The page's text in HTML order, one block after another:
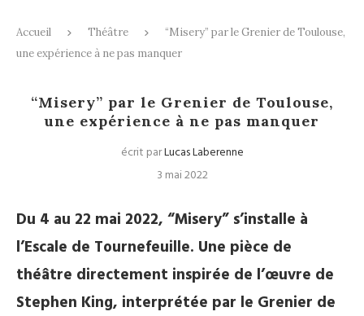
Accueil Théâtre
“Misery” par le Grenier de Toulouse,
une expérience à ne pas manquer
“Misery” par le Grenier de Toulouse,
une expérience à ne pas manquer
écrit parLucas Laberenne
3 mai 2022
Du 4 au 22 mai 2022, “Misery” s’installe à
l’Escale de Tournefeuille. Une pièce de
théâtre directement inspirée de l’œuvre de
Stephen King, interprétée par le Grenier de